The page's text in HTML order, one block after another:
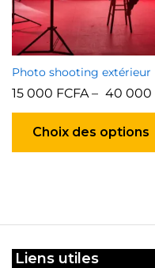
Photo shooting extérieur
15 000 FCFA – 40 000
Choix des options
Liens utiles